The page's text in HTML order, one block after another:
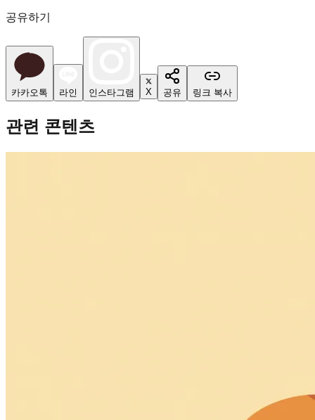
공유하기
카카오톡 라인 인스타그램 X 공유 링크 복사
관련 콘텐츠